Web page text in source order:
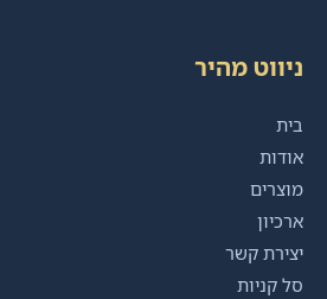
ניווט מהיר
בית
אודות
מוצרים
ארכיון
יצירת קשר
סל קניות